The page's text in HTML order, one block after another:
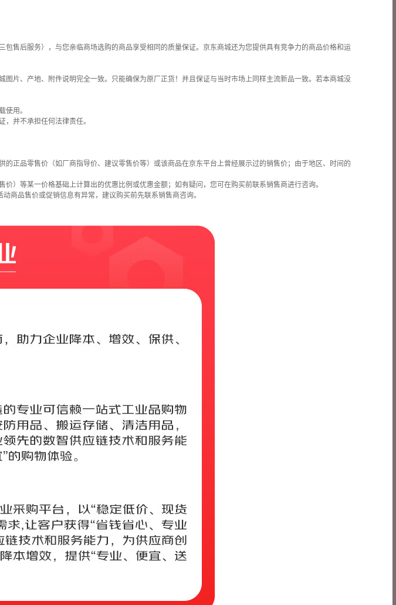
售后服务），与您亲临商场选购的商品享受相同的质量保证。京东商城还为您提供具有竞争力的商品价格和运
片、产地、附件说明完全一致。只能确保为原厂正货！并且保证与当时市场上同样主流新品一致。若本商城没
使用。
并不承担任何法律责任。
正品零售价（如厂商指导价、建议零售价等）或该商品在京东平台上曾经展示过的销售价；由于地区、时间的
）等某一价格基础上计算出的优惠比例或优惠金额；如有疑问，您可在购买前联系销售商进行咨询。
商品售价或促销信息有异常，建议购买前先联系销售商咨询。